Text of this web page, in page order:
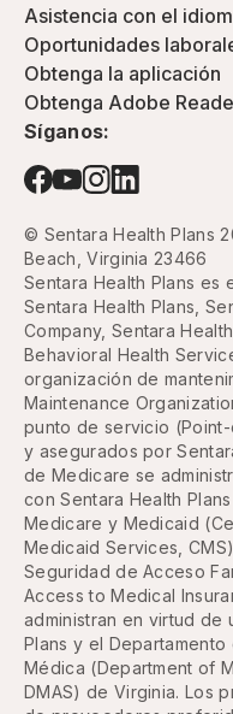
Asistencia con el
Oportunidades
Obtenga la aplicación
Obtenga Adobe
Síganos:
© Sentara Health Plans
Beach, Virginia 23466
Sentara Health Plans es
Sentara Health Plans,
Company, Sentara
Behavioral Health
organización de
Maintenance
punto de servicio
y asegurados por
de Medicare se
con Sentara Health
Medicare y Medicaid
Medicaid Services,
Seguridad de Acceso
Access to Medical
administran en virtud de
Plans y el
Médica (Department of
DMAS) de Virginia. Los